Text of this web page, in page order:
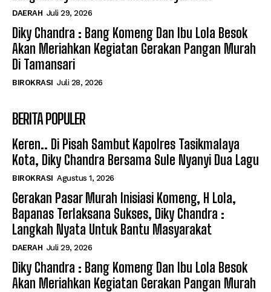
DAERAH Juli 29, 2026
Diky Chandra : Bang Komeng Dan Ibu Lola Besok
Akan Meriahkan Kegiatan Gerakan Pangan Murah
Di Tamansari
BIROKRASI Juli 28, 2026
BERITA POPULER
Keren.. Di Pisah Sambut Kapolres Tasikmalaya
Kota, Diky Chandra Bersama Sule Nyanyi Dua Lagu
BIROKRASI Agustus 1, 2026
Gerakan Pasar Murah Inisiasi Komeng, H Lola,
Bapanas Terlaksana Sukses, Diky Chandra :
Langkah Nyata Untuk Bantu Masyarakat
DAERAH Juli 29, 2026
Diky Chandra : Bang Komeng Dan Ibu Lola Besok
Akan Meriahkan Kegiatan Gerakan Pangan Murah